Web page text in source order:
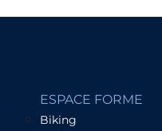
ESPACE FORME
Biking